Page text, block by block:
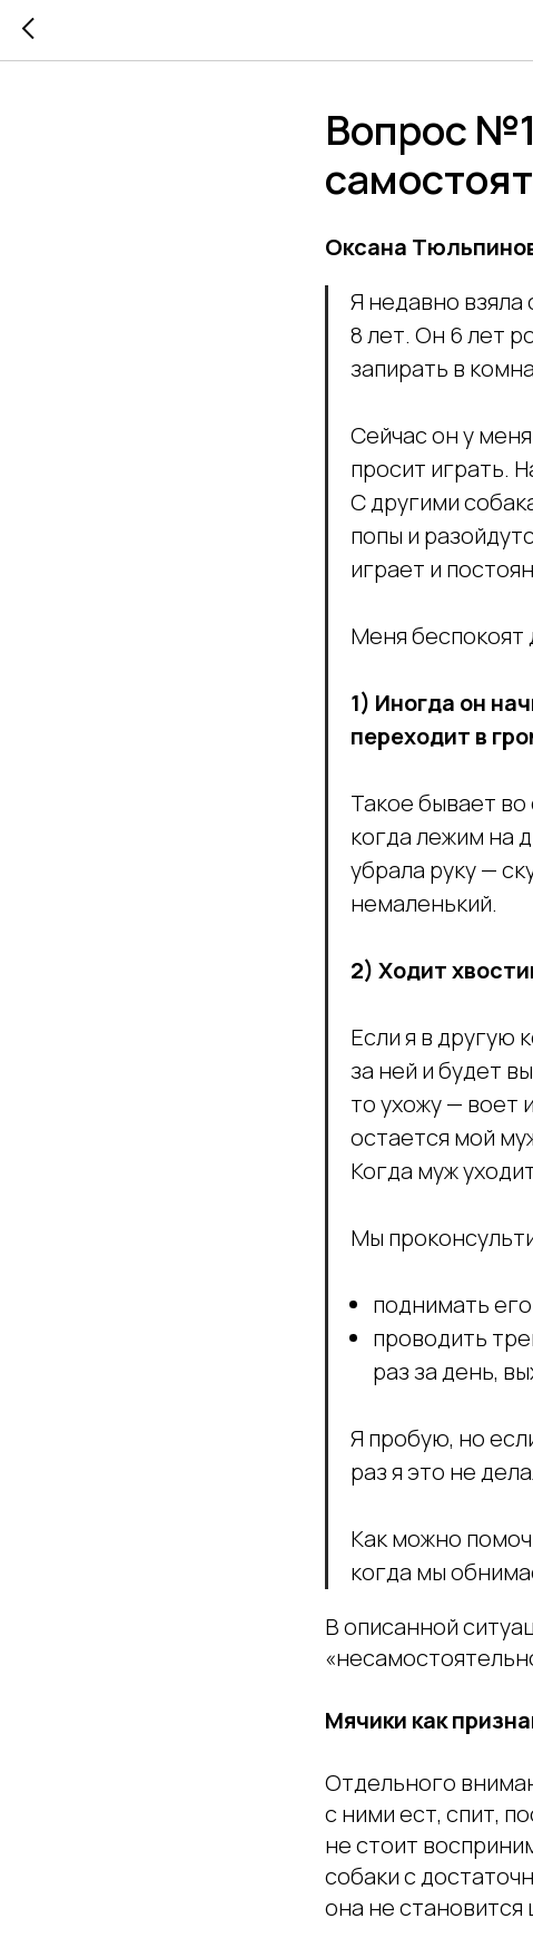
Вопрос
Оксана
Я недавно
8 лет. Он 6 лет
запирать в
Сейчас он у
просит играть.
С другими
попы и
играет и
Меня беспокоят
1) Иногда он
переходит в
Такое бывает
когда лежим на
убрала руку —
немаленький.
2) Ходит
Если я в другую
за ней и будет
то ухожу — воет
остается мой
Когда муж
Мы
поднимать
проводить
раз за день,
Я пробую, но
раз я это не
Как можно
когда мы
В описанной
Мячики как
Отдельного
с ними ест, спит,
не стоит
собаки с
она не